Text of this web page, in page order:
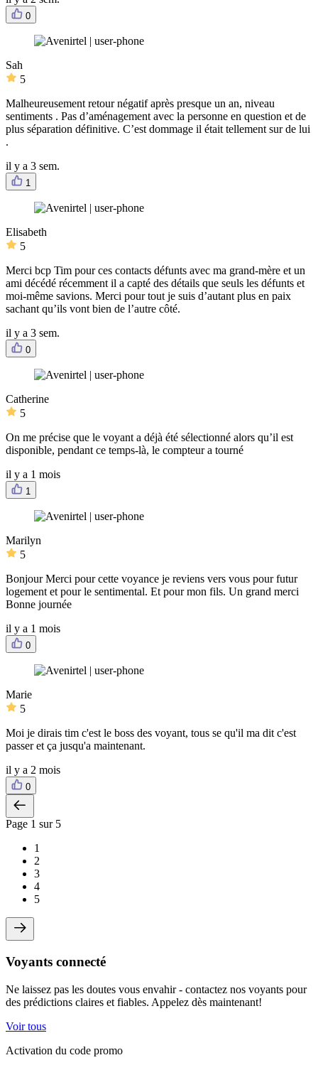
0
Sah
5
Malheureusement retour négatif après presque un an, niveau
sentiments . Pas d’aménagement avec la personne en question et de
plus séparation définitive. C’est dommage il était tellement sur de lui
.
il y a 3 sem.
1
Elisabeth
5
Merci bcp Tim pour ces contacts défunts avec ma grand-mère et un
ami décédé récemment il a capté des détails que seuls les défunts et
moi-même savions. Merci pour tout je suis d’autant plus en paix
sachant qu’ils vont bien de l’autre côté.
il y a 3 sem.
0
Catherine
5
On me précise que le voyant a déjà été sélectionné alors qu’il est
disponible, pendant ce temps-là, le compteur a tourné
il y a 1 mois
1
Marilyn
5
Bonjour Merci pour cette voyance je reviens vers vous pour futur
logement et pour le sentimental. Et pour mon fils. Un grand merci
Bonne journée
il y a 1 mois
0
Marie
5
Moi je dirais tim c'est le boss des voyant, tous se qu'il ma dit c'est
passer et ça jusqu'a maintenant.
il y a 2 mois
0
Page 1 sur 5
1
2
3
4
5
Voyants connecté
Ne laissez pas les doutes vous envahir - contactez nos voyants pour
des prédictions claires et fiables. Appelez dès maintenant!
Voir tous
Activation du code promo